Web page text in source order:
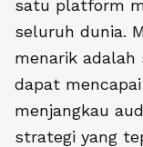
satu platform
seluruh dunia.
menarik
dapat mencapai
menjangkau
strategi yang